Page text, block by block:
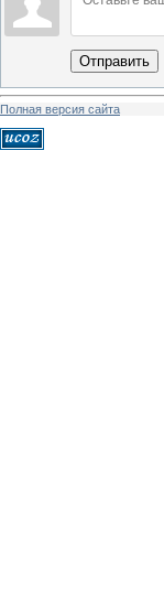
Отправить
Полная версия сайта